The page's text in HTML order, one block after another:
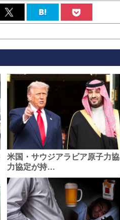
米国・サウジアラビア原子力協
力協定が持…